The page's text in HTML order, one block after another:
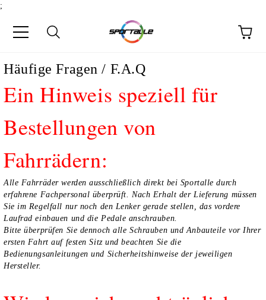
;
Häufige Fragen / F.A.Q
Ein Hinweis speziell für
Bestellungen von
Fahrrädern:
Alle Fahrräder werden ausschließlich direkt bei Sportalle durch
erfahrene Fachpersonal überprüft. Nach Erhalt der Lieferung müssen
Sie im Regelfall nur noch den Lenker gerade stellen, das vordere
Laufrad einbauen und die Pedale anschrauben.
Bitte überprüfen Sie dennoch alle Schrauben und Anbauteile vor Ihrer
ersten Fahrt auf festen Sitz und beachten Sie die
Bedienungsanleitungen und Sicherheitshinweise der jeweiligen
Hersteller.